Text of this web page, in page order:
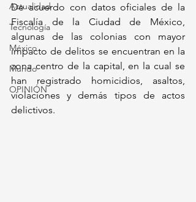
Actualidad
Tecnología
México
Mundo
OPINIÓN
De acuerdo con datos oficiales de la
Fiscalía de la Ciudad de México,
algunas de las colonias con mayor
impacto de delitos se encuentran en la
zona centro de la capital, en la cual se
han registrado homicidios, asaltos,
violaciones y demás tipos de actos
delictivos.